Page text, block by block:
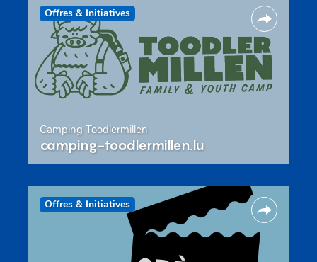
Offres & Initiatives
Camping Toodlermillen
camping-toodlermillen.lu
Offres & Initiatives